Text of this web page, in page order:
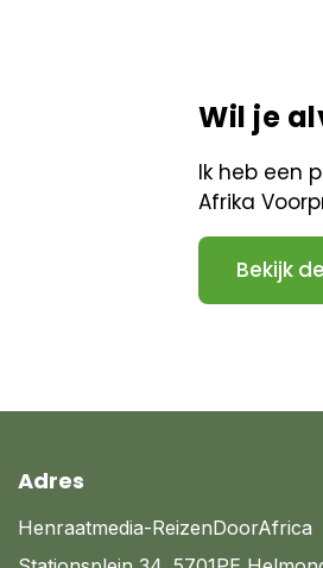
Wil je
Ik heb een
Afrika
Bekijk
Adres
Henraatmedia-ReizenDoorAfrica